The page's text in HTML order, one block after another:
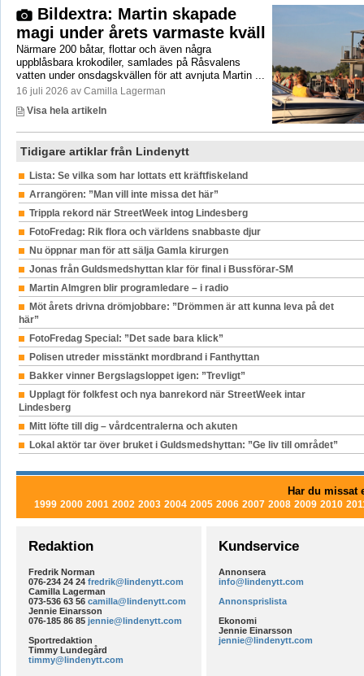
Bildextra: Martin skapade
magi under årets varmaste kväll
Närmare 200 båtar, flottar och även några
uppblåsbara krokodiler, samlades på Råsvalens
vatten under onsdagskvällen för att avnjuta Martin ...
16 juli 2026 av Camilla Lagerman
Visa hela artikeln
Tidigare artiklar från Lindenytt
Lista: Se vilka som har lottats ett kräftfiskeland
Arrangören: ”Man vill inte missa det här”
Trippla rekord när StreetWeek intog Lindesberg
FotoFredag: Rik flora och världens snabbaste djur
Nu öppnar man för att sälja Gamla kirurgen
Jonas från Guldsmedshyttan klar för final i Bussförar-SM
Martin Almgren blir programledare – i radio
Möt årets drivna drömjobbare: ”Drömmen är att kunna leva på det
här”
FotoFredag Special: ”Det sade bara klick”
Polisen utreder misstänkt mordbrand i Fanthyttan
Bakker vinner Bergslagsloppet igen: ”Trevligt”
Upplagt för folkfest och nya banrekord när StreetWeek intar
Lindesberg
Mitt löfte till dig – vårdcentralerna och akuten
Lokal aktör tar över bruket i Guldsmedshyttan: ”Ge liv till området”
Har du missat
1999 2000 2001 2002 2003 2004 2005 2006 2007 2008 2009 2010
Redaktion
Fredrik Norman
076-234 24 24 fredrik@lindenytt.com
Camilla Lagerman
073-536 63 56 camilla@lindenytt.com
Jennie Einarsson
076-185 86 85 jennie@lindenytt.com
Sportredaktion
Timmy Lundegård
timmy@lindenytt.com
Kundservice
Annonsera
info@lindenytt.com
Annonsprislista
Ekonomi
Jennie Einarsson
jennie@lindenytt.com